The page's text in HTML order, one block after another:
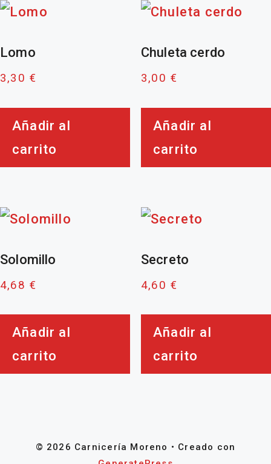
Lomo
3,30 €
Añadir al
carrito
Chuleta cerdo
3,00 €
Añadir al
carrito
Solomillo
4,68 €
Añadir al
carrito
Secreto
4,60 €
Añadir al
carrito
© 2026 Carnicería Moreno • Creado con